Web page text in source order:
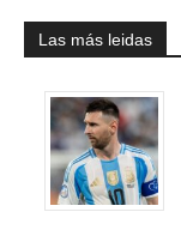
Las más leidas